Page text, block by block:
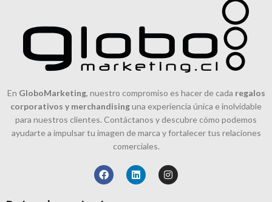
En GloboMarketing, nuestro compromiso es hacer de cada regalos
corporativos y merchandisinguna experiencia única e inolvidable
para nuestros clientes. Contáctanos y descubre cómo podemos
ayudarte a impulsar tu imagen de marca y fortalecer tus relaciones
comerciales.